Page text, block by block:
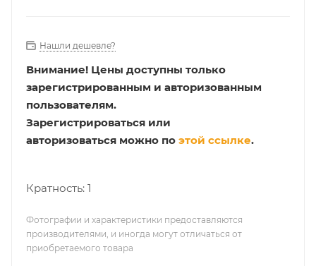
Нашли дешевле?
Внимание! Цены доступны только
зарегистрированным и авторизованным
пользователям.
Зарегистрироваться или
авторизоваться можно по этой ссылке.
Кратность: 1
Фотографии и характеристики предоставляются
производителями, и иногда могут отличаться от
приобретаемого товара